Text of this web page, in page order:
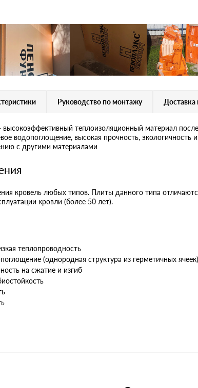
Руководство по монтажу Доставка
теплоизоляционный материал
водопоглощение, высокая прочность,
с другими материалами
кровель любых типов. Плиты данного типа
кровли (более 50 лет).
теплопроводность
(однородная структура из герметичных ячеек)
на сжатие и изгиб